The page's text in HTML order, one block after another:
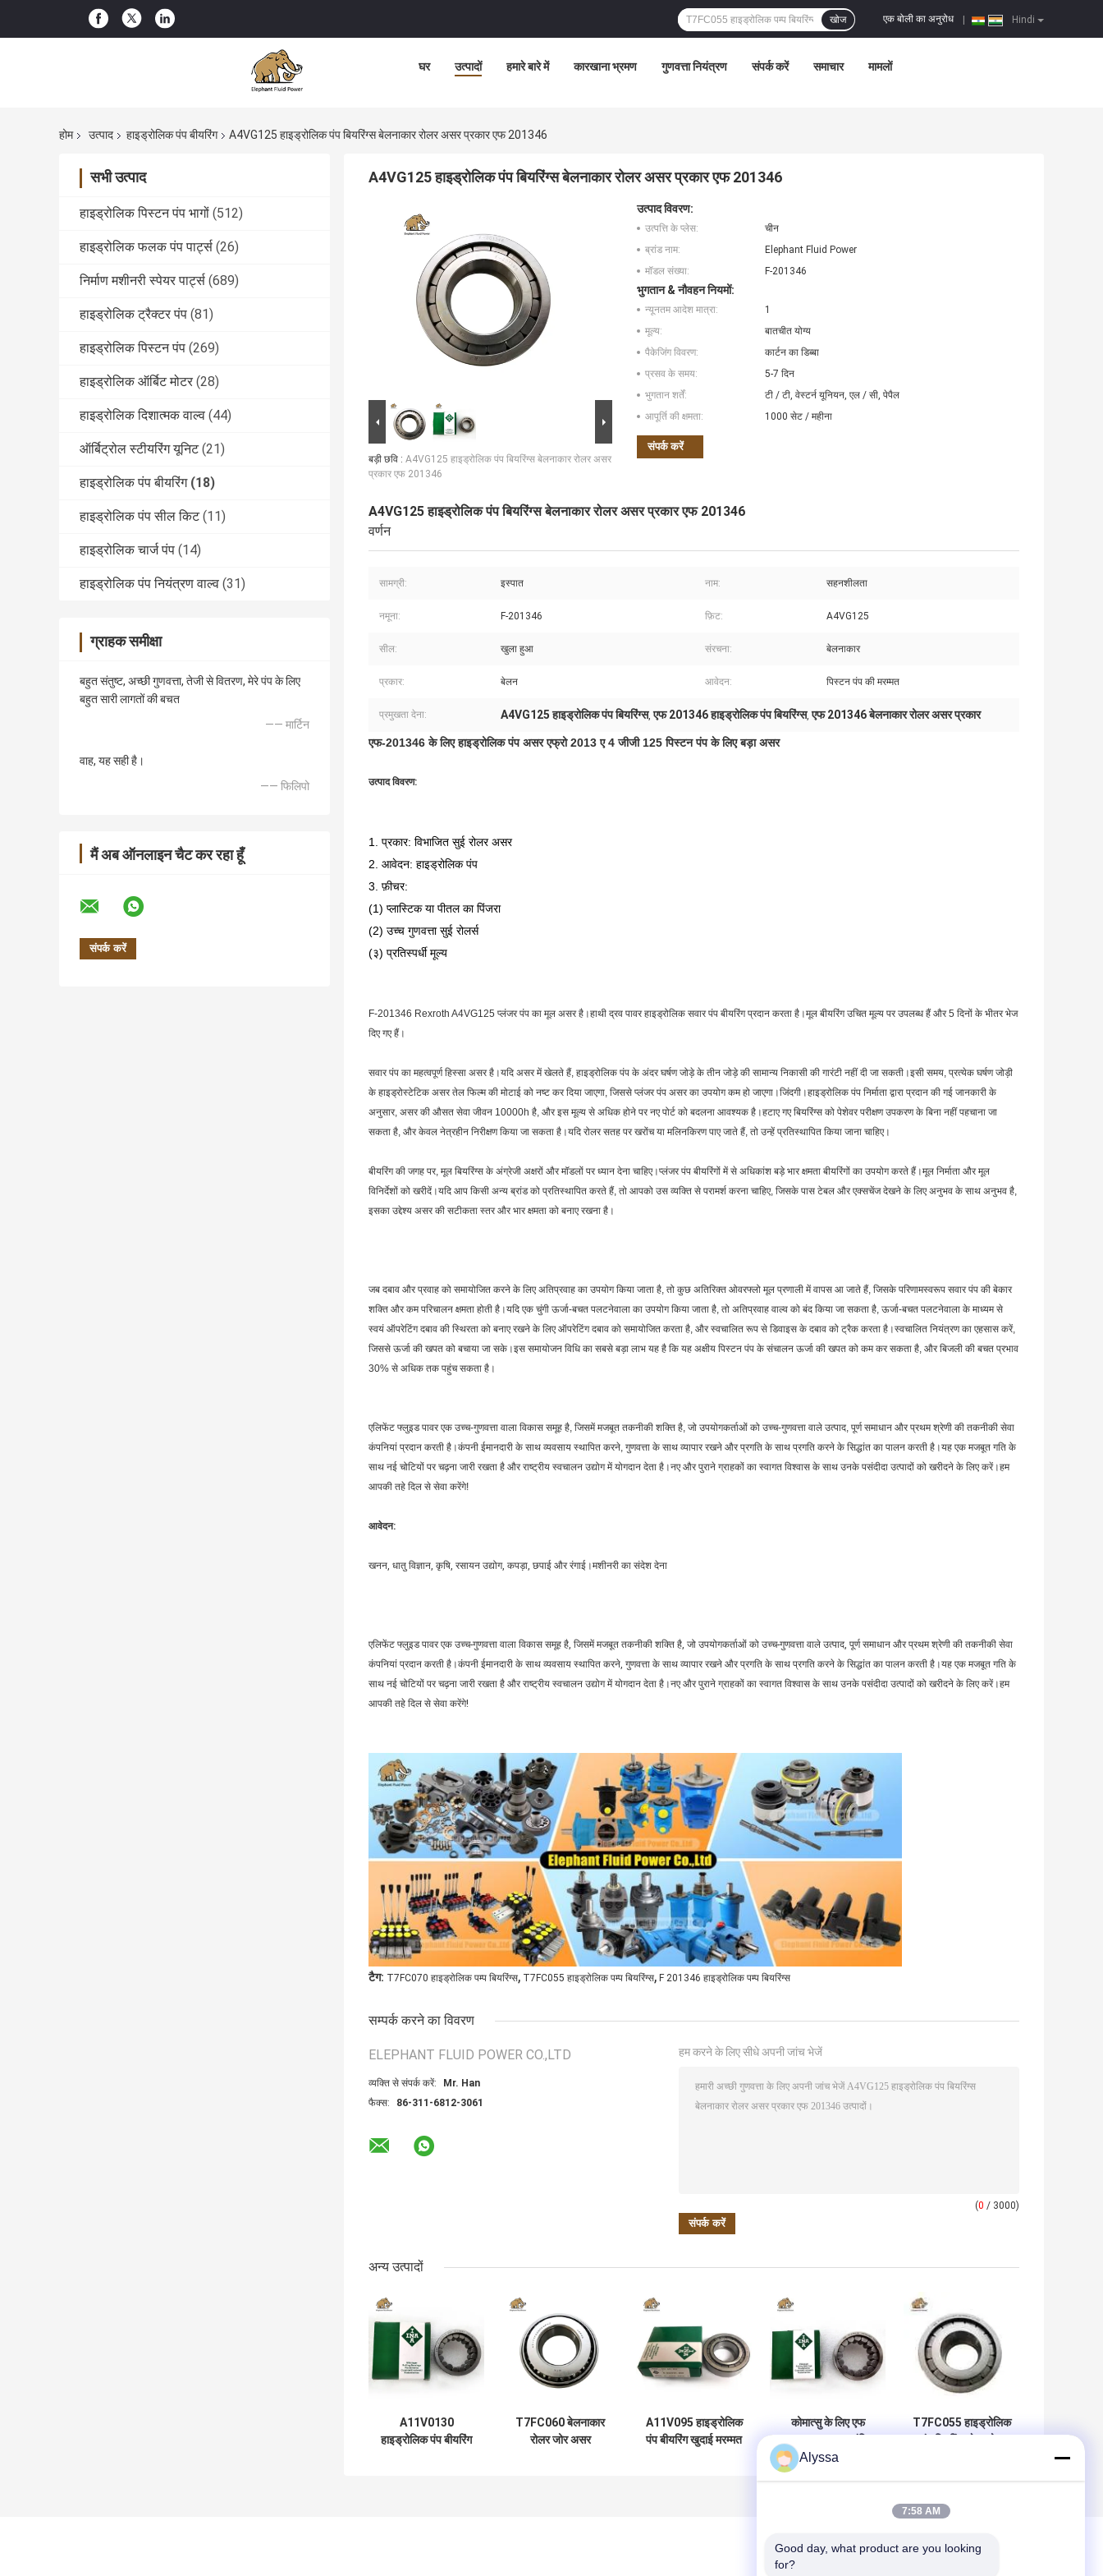
Hindi
एक बोली का अनुरोध
खोज
घर उत्पादों हमारे बारे में कारखाना भ्रमण गुणवत्ता नियंत्रण संपर्क करें समाचार मामलों
होम उत्पाद हाइड्रोलिक पंप बीयरिंग A4VG125 हाइड्रोलिक पंप बियरिंग्स बेलनाकार रोलर असर प्रकार एफ 201346
सभी उत्पाद
हाइड्रोलिक पिस्टन पंप भागों (512)
हाइड्रोलिक फलक पंप पार्ट्स (26)
निर्माण मशीनरी स्पेयर पार्ट्स (689)
हाइड्रोलिक ट्रैक्टर पंप (81)
हाइड्रोलिक पिस्टन पंप (269)
हाइड्रोलिक ऑर्बिट मोटर (28)
हाइड्रोलिक दिशात्मक वाल्व (44)
ऑर्बिट्रोल स्टीयरिंग यूनिट (21)
हाइड्रोलिक पंप बीयरिंग (18)
हाइड्रोलिक पंप सील किट (11)
हाइड्रोलिक चार्ज पंप (14)
हाइड्रोलिक पंप नियंत्रण वाल्व (31)
ग्राहक समीक्षा
बहुत संतुष्ट, अच्छी गुणवत्ता, तेजी से वितरण, मेरे पंप के लिए
बहुत सारी लागतों की बचत
—— मार्टिन
वाह, यह सही है।
—— फिलिपो
मैं अब ऑनलाइन चैट कर रहा हूँ
A4VG125 हाइड्रोलिक पंप बियरिंग्स बेलनाकार रोलर असर प्रकार एफ 201346
बड़ी छवि : A4VG125 हाइड्रोलिक पंप बियरिंग्स बेलनाकार रोलर असर
प्रकार एफ 201346
उत्पाद विवरण:
उत्पत्ति के प्लेस:
चीन
ब्रांड नाम:
Elephant Fluid Power
मॉडल संख्या:
F-201346
भुगतान & नौवहन नियमों:
न्यूनतम आदेश मात्रा:
1
मूल्य:
बातचीत योग्य
पैकेजिंग विवरण:
कार्टन का डिब्बा
प्रसव के समय:
5-7 दिन
भुगतान शर्तें:
टी / टी, वेस्टर्न यूनियन, एल / सी, पेपैल
आपूर्ति की क्षमता:
1000 सेट / महीना
संपर्क करें
A4VG125 हाइड्रोलिक पंप बियरिंग्स बेलनाकार रोलर असर प्रकार एफ 201346
वर्णन
सामग्री: इस्पात नाम: सहनशीलता
नमूना: F-201346 फ़िट: A4VG125
सील: खुला हुआ संरचना: बेलनाकार
प्रकार: बेलन आवेदन: पिस्टन पंप की मरम्मत
प्रमुखता देना: A4VG125 हाइड्रोलिक पंप बियरिंग्स,एफ 201346 हाइड्रोलिक पंप बियरिंग्स,एफ 201346 बेलनाकार रोलर असर प्रकार
एफ-201346 के लिए हाइड्रोलिक पंप असर एफ्रो 2013 ए 4 जीजी 125 पिस्टन पंप के लिए बड़ा असर
उत्पाद विवरण:
1. प्रकार: विभाजित सुई रोलर असर
2. आवेदन: हाइड्रोलिक पंप
3. फ़ीचर:
(1) प्लास्टिक या पीतल का पिंजरा
(2) उच्च गुणवत्ता सुई रोलर्स
(३) प्रतिस्पर्धी मूल्य
F-201346 Rexroth A4VG125 प्लंजर पंप का मूल असर है।हाथी द्रव पावर हाइड्रोलिक सवार पंप बीयरिंग प्रदान करता है।मूल बीयरिंग उचित मूल्य पर उपलब्ध हैं और 5 दिनों के भीतर भेज
दिए गए हैं।
सवार पंप का महत्वपूर्ण हिस्सा असर है।यदि असर में खेलते हैं, हाइड्रोलिक पंप के अंदर घर्षण जोड़े के तीन जोड़े की सामान्य निकासी की गारंटी नहीं दी जा सकती।इसी समय, प्रत्येक घर्षण जोड़ी
के हाइड्रोस्टेटिक असर तेल फिल्म की मोटाई को नष्ट कर दिया जाएगा, जिससे प्लंजर पंप असर का उपयोग कम हो जाएगा।जिंदगी।हाइड्रोलिक पंप निर्माता द्वारा प्रदान की गई जानकारी के
अनुसार, असर की औसत सेवा जीवन 10000h है, और इस मूल्य से अधिक होने पर नए पोर्ट को बदलना आवश्यक है।हटाए गए बियरिंग्स को पेशेवर परीक्षण उपकरण के बिना नहीं पहचाना जा
सकता है, और केवल नेत्रहीन निरीक्षण किया जा सकता है।यदि रोलर सतह पर खरोंच या मलिनकिरण पाए जाते हैं, तो उन्हें प्रतिस्थापित किया जाना चाहिए।
बीयरिंग की जगह पर, मूल बियरिंग्स के अंग्रेजी अक्षरों और मॉडलों पर ध्यान देना चाहिए।प्लंजर पंप बीयरिंगों में से अधिकांश बड़े भार क्षमता बीयरिंगों का उपयोग करते हैं।मूल निर्माता और मूल
विनिर्देशों को खरीदें।यदि आप किसी अन्य ब्रांड को प्रतिस्थापित करते हैं, तो आपको उस व्यक्ति से परामर्श करना चाहिए, जिसके पास टेबल और एक्सचेंज देखने के लिए अनुभव के साथ अनुभव है,
इसका उद्देश्य असर की सटीकता स्तर और भार क्षमता को बनाए रखना है।
जब दबाव और प्रवाह को समायोजित करने के लिए अतिप्रवाह का उपयोग किया जाता है, तो कुछ अतिरिक्त ओवरफ्लो मूल प्रणाली में वापस आ जाते हैं, जिसके परिणामस्वरूप सवार पंप की बेकार
शक्ति और कम परिचालन क्षमता होती है।यदि एक चुंगी ऊर्जा-बचत पलटनेवाला का उपयोग किया जाता है, तो अतिप्रवाह वाल्व को बंद किया जा सकता है, ऊर्जा-बचत पलटनेवाला के माध्यम से
स्वयं ऑपरेटिंग दबाव की स्थिरता को बनाए रखने के लिए ऑपरेटिंग दबाव को समायोजित करता है, और स्वचालित रूप से डिवाइस के दबाव को ट्रैक करता है।स्वचालित नियंत्रण का एहसास करें,
जिससे ऊर्जा की खपत को बचाया जा सके।इस समायोजन विधि का सबसे बड़ा लाभ यह है कि यह अक्षीय पिस्टन पंप के संचालन ऊर्जा की खपत को कम कर सकता है, और बिजली की बचत प्रभाव
30% से अधिक तक पहुंच सकता है।
एलिफेंट फ्लुइड पावर एक उच्च-गुणवत्ता वाला विकास समूह है, जिसमें मजबूत तकनीकी शक्ति है, जो उपयोगकर्ताओं को उच्च-गुणवत्ता वाले उत्पाद, पूर्ण समाधान और प्रथम श्रेणी की तकनीकी सेवा
कंपनियां प्रदान करती है।कंपनी ईमानदारी के साथ व्यवसाय स्थापित करने, गुणवत्ता के साथ व्यापार रखने और प्रगति के साथ प्रगति करने के सिद्धांत का पालन करती है।यह एक मजबूत गति के
साथ नई चोटियों पर चढ़ना जारी रखता है और राष्ट्रीय स्वचालन उद्योग में योगदान देता है।नए और पुराने ग्राहकों का स्वागत विश्वास के साथ उनके पसंदीदा उत्पादों को खरीदने के लिए करें।हम
आपकी तहे दिल से सेवा करेंगे!
आवेदन:
खनन, धातु विज्ञान, कृषि, रसायन उद्योग, कपड़ा, छपाई और रंगाई।मशीनरी का संदेश देना
एलिफेंट फ्लुइड पावर एक उच्च-गुणवत्ता वाला विकास समूह है, जिसमें मजबूत तकनीकी शक्ति है, जो उपयोगकर्ताओं को उच्च-गुणवत्ता वाले उत्पाद, पूर्ण समाधान और प्रथम श्रेणी की तकनीकी सेवा
कंपनियां प्रदान करती है।कंपनी ईमानदारी के साथ व्यवसाय स्थापित करने, गुणवत्ता के साथ व्यापार रखने और प्रगति के साथ प्रगति करने के सिद्धांत का पालन करती है।यह एक मजबूत गति के
साथ नई चोटियों पर चढ़ना जारी रखता है और राष्ट्रीय स्वचालन उद्योग में योगदान देता है।नए और पुराने ग्राहकों का स्वागत विश्वास के साथ उनके पसंदीदा उत्पादों को खरीदने के लिए करें।हम
आपकी तहे दिल से सेवा करेंगे!
टैग: T7FC070 हाइड्रोलिक पम्प बियरिंग्स, T7FC055 हाइड्रोलिक पम्प बियरिंग्स, F 201346 हाइड्रोलिक पम्प बियरिंग्स
सम्पर्क करने का विवरण
ELEPHANT FLUID POWER CO.,LTD
व्यक्ति से संपर्क करें:
Mr. Han
फैक्स:
86-311-6812-3061
हम करने के लिए सीधे अपनी जांच भेजें
(0 / 3000)
अन्य उत्पादों
A11V0130
हाइड्रोलिक पंप बीयरिंग
T7FC060 बेलनाकार
रोलर जोर असर
A11V095 हाइड्रोलिक
पंप बीयरिंग खुदाई मरम्मत
कोमात्सु के लिए एफ
बेलनाकार रोलर असर
T7FC055 हाइड्रोलिक
Alyssa
7:58 AM
Good day, what product are you looking
for?